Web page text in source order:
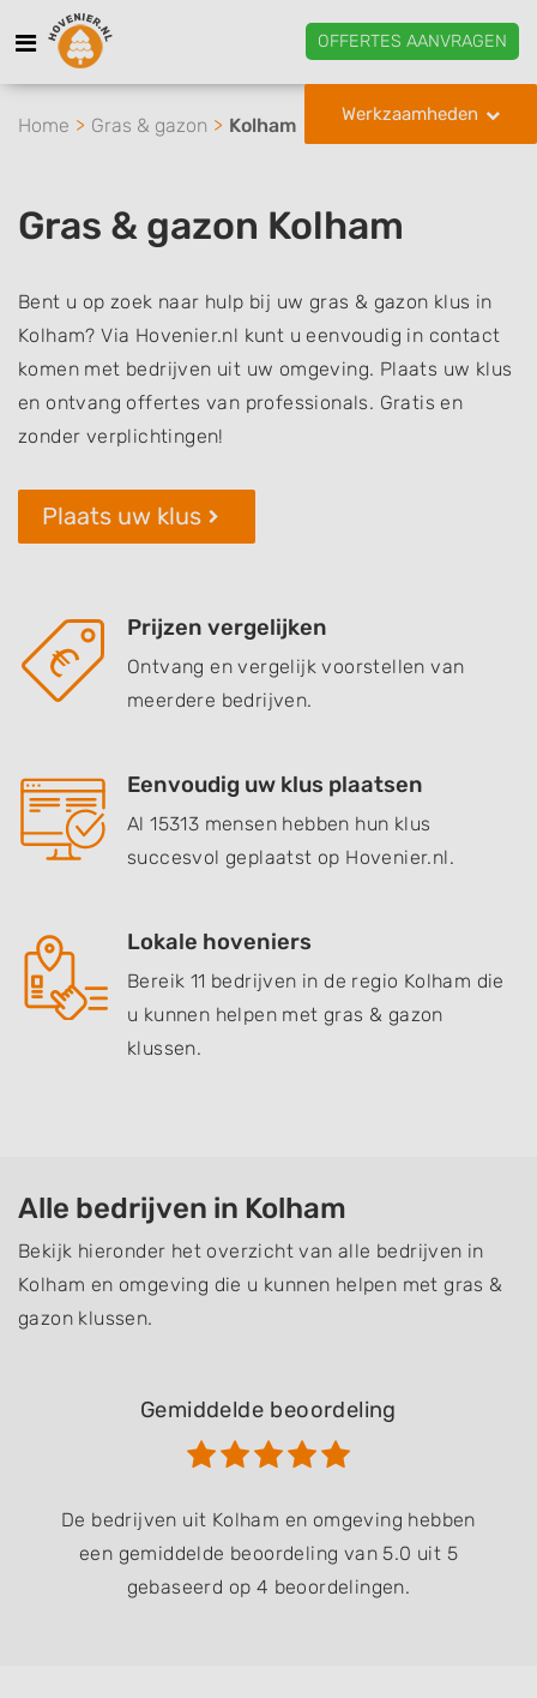
OFFERTES AANVRAGEN
Werkzaamheden
Home Gras & gazon Kolham
Gras & gazon Kolham
Bent u op zoek naar hulp bij uw gras & gazon klus in
Kolham? Via Hovenier.nl kunt u eenvoudig in contact
komen met bedrijven uit uw omgeving. Plaats uw klus
en ontvang offertes van professionals. Gratis en
zonder verplichtingen!
Plaats uw klus
Prijzen vergelijken
Ontvang en vergelijk voorstellen van
meerdere bedrijven.
Eenvoudig uw klus plaatsen
Al 15313 mensen hebben hun klus
succesvol geplaatst op Hovenier.nl.
Lokale hoveniers
Bereik 11 bedrijven in de regio Kolham die
u kunnen helpen met gras & gazon
klussen.
Alle bedrijven in Kolham
Bekijk hieronder het overzicht van alle bedrijven in
Kolham en omgeving die u kunnen helpen met gras &
gazon klussen.
Gemiddelde beoordeling
De bedrijven uit Kolham en omgeving hebben
een gemiddelde beoordeling van 5.0 uit 5
gebaseerd op 4 beoordelingen.